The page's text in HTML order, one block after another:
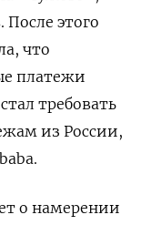
этого
что
платежи
требовать
из России,
о намерении